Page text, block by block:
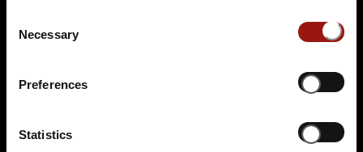
Selection
Necessary
Preferences
Statistics
SO.
12.12.2027 17:00 Uhr
Dorint Parkhotel Meißen
01662 Meißen